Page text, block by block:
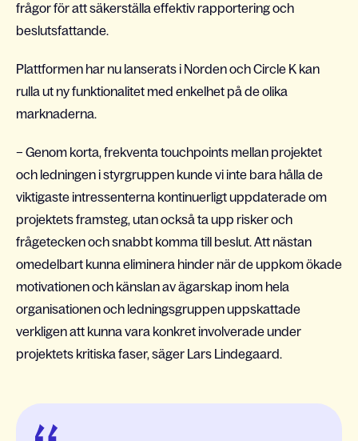
frågor för att säkerställa effektiv rapportering och
beslutsfattande.
Plattformen har nu lanserats i Norden och Circle K kan
rulla ut ny funktionalitet med enkelhet på de olika
marknaderna.
– Genom korta, frekventa touchpoints mellan projektet
och ledningen i styrgruppen kunde vi inte bara hålla de
viktigaste intressenterna kontinuerligt uppdaterade om
projektets framsteg, utan också ta upp risker och
frågetecken och snabbt komma till beslut. Att nästan
omedelbart kunna eliminera hinder när de uppkom ökade
motivationen och känslan av ägarskap inom hela
organisationen och ledningsgruppen uppskattade
verkligen att kunna vara konkret involverade under
projektets kritiska faser, säger Lars Lindegaard.